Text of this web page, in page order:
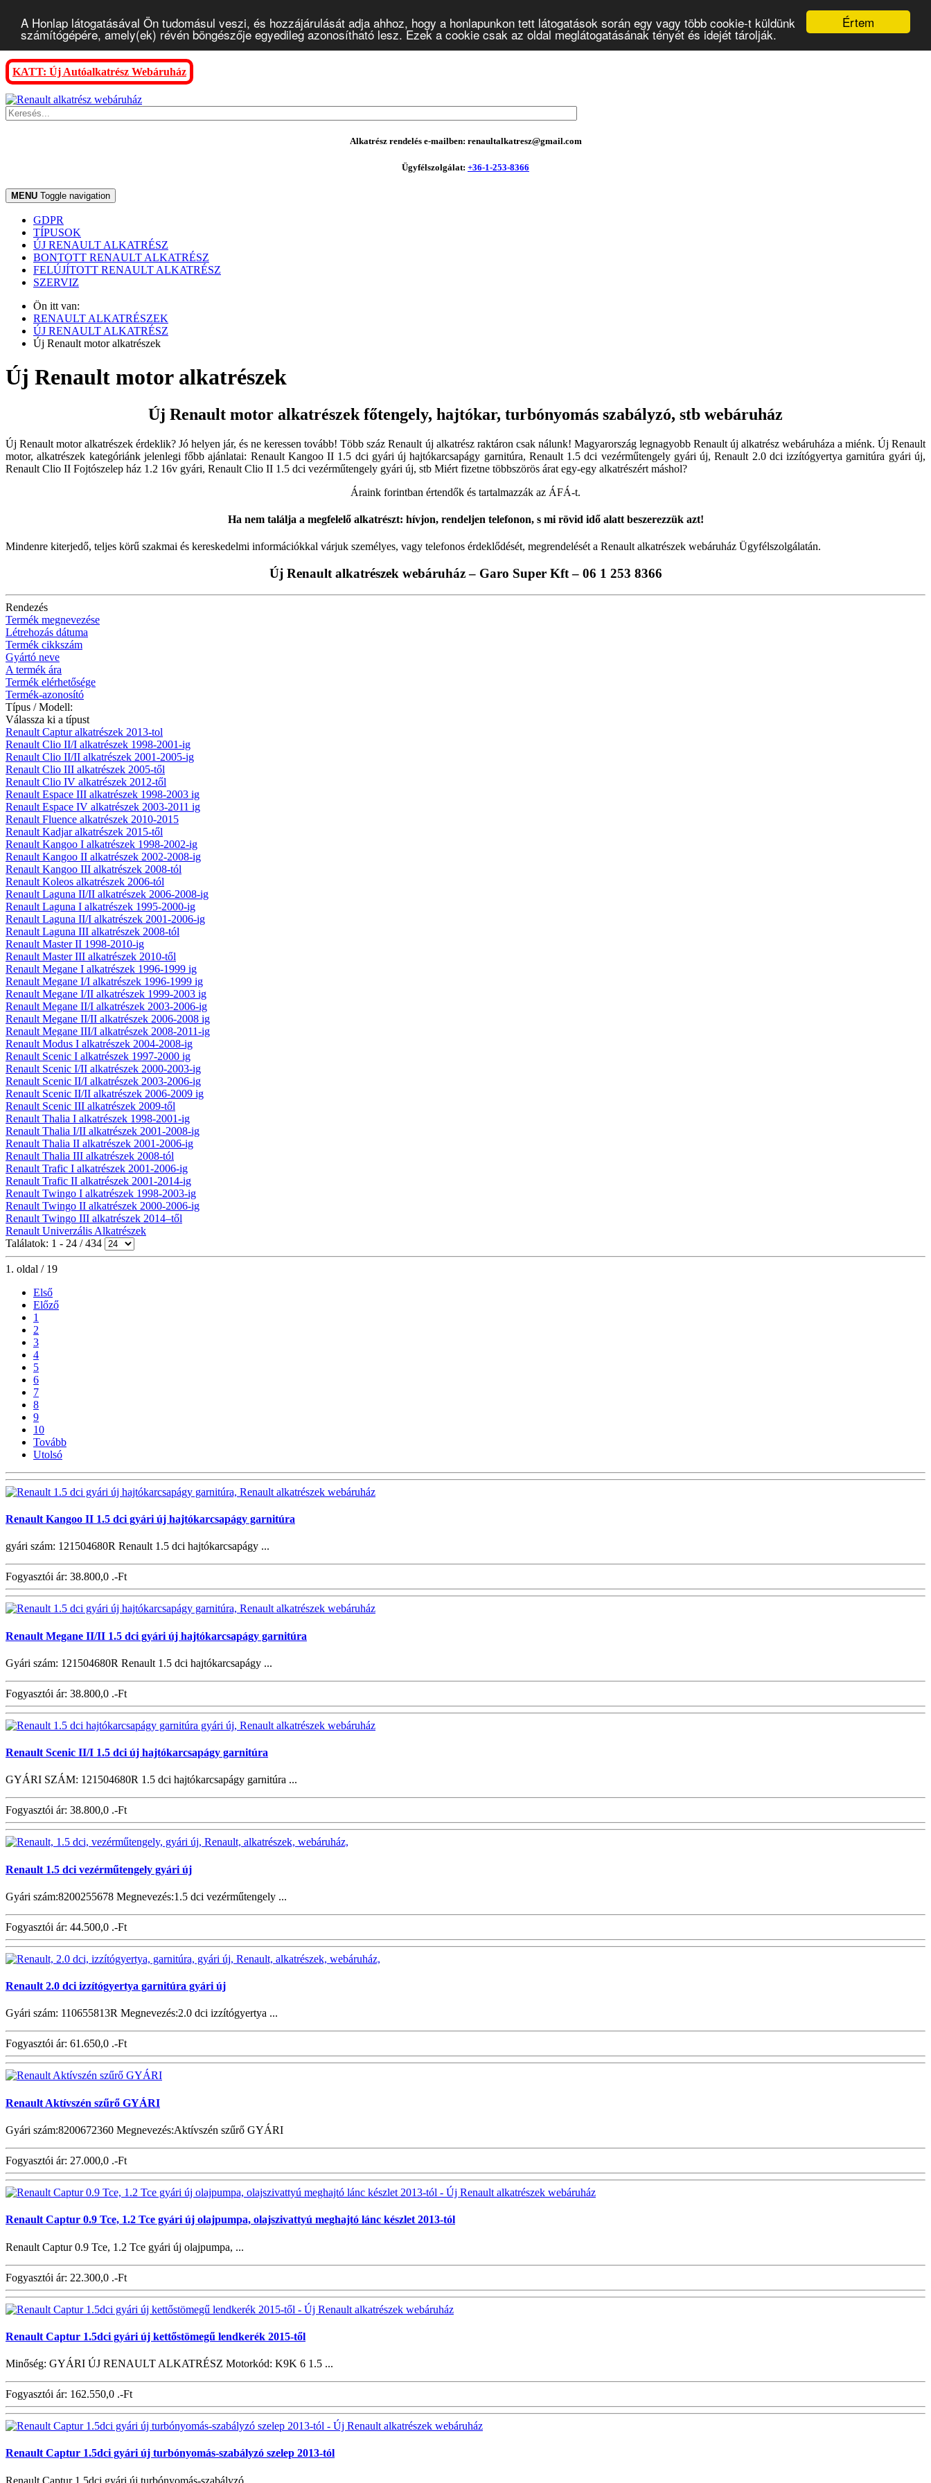
Értem
A Honlap látogatásával Ön tudomásul veszi, és hozzájárulását adja ahhoz, hogy a honlapunkon tett látogatások során egy vagy több cookie-t küldünk
számítógépére, amely(ek) révén böngészője egyedileg azonosítható lesz. Ezek a cookie csak az oldal meglátogatásának tényét és idejét tárolják.
KATT: Új Autóalkatrész Webáruház
Alkatrész rendelés e-mailben: renaultalkatresz@gmail.com
Ügyfélszolgálat: +36-1-253-8366
MENU Toggle navigation
GDPR
TÍPUSOK
ÚJ RENAULT ALKATRÉSZ
BONTOTT RENAULT ALKATRÉSZ
FELÚJÍTOTT RENAULT ALKATRÉSZ
SZERVIZ
Ön itt van:
RENAULT ALKATRÉSZEK
ÚJ RENAULT ALKATRÉSZ
Új Renault motor alkatrészek
Új Renault motor alkatrészek
Új Renault motor alkatrészek főtengely, hajtókar, turbónyomás szabályzó, stb webáruház
Új Renault motor alkatrészek érdeklik? Jó helyen jár, és ne keressen tovább! Több száz Renault új alkatrész raktáron csak nálunk! Magyarország legnagyobb Renault új alkatrész webáruháza a miénk. Új Renault
motor, alkatrészek kategóriánk jelenlegi főbb ajánlatai: Renault Kangoo II 1.5 dci gyári új hajtókarcsapágy garnitúra, Renault 1.5 dci vezérműtengely gyári új, Renault 2.0 dci izzítógyertya garnitúra gyári új,
Renault Clio II Fojtószelep ház 1.2 16v gyári, Renault Clio II 1.5 dci vezérműtengely gyári új, stb Miért fizetne többszörös árat egy-egy alkatrészért máshol?
Áraink forintban értendők és tartalmazzák az ÁFÁ-t.
Ha nem találja a megfelelő alkatrészt: hívjon, rendeljen telefonon, s mi rövid idő alatt beszerezzük azt!
Mindenre kiterjedő, teljes körű szakmai és kereskedelmi információkkal várjuk személyes, vagy telefonos érdeklődését, megrendelését a Renault alkatrészek webáruház Ügyfélszolgálatán.
Új Renault alkatrészek webáruház – Garo Super Kft – 06 1 253 8366
Rendezés
Termék megnevezése
Létrehozás dátuma
Termék cikkszám
Gyártó neve
A termék ára
Termék elérhetősége
Termék-azonosító
Típus / Modell:
Válassza ki a típust
Renault Captur alkatrészek 2013-tol
Renault Clio II/I alkatrészek 1998-2001-ig
Renault Clio II/II alkatrészek 2001-2005-ig
Renault Clio III alkatrészek 2005-től
Renault Clio IV alkatrészek 2012-től
Renault Espace III alkatrészek 1998-2003 ig
Renault Espace IV alkatrészek 2003-2011 ig
Renault Fluence alkatrészek 2010-2015
Renault Kadjar alkatrészek 2015-től
Renault Kangoo I alkatrészek 1998-2002-ig
Renault Kangoo II alkatrészek 2002-2008-ig
Renault Kangoo III alkatrészek 2008-tól
Renault Koleos alkatrészek 2006-tól
Renault Laguna II/II alkatrészek 2006-2008-ig
Renault Laguna I alkatrészek 1995-2000-ig
Renault Laguna II/I alkatrészek 2001-2006-ig
Renault Laguna III alkatrészek 2008-tól
Renault Master II 1998-2010-ig
Renault Master III alkatrészek 2010-től
Renault Megane I alkatrészek 1996-1999 ig
Renault Megane I/I alkatrészek 1996-1999 ig
Renault Megane I/II alkatrészek 1999-2003 ig
Renault Megane II/I alkatrészek 2003-2006-ig
Renault Megane II/II alkatrészek 2006-2008 ig
Renault Megane III/I alkatrészek 2008-2011-ig
Renault Modus I alkatrészek 2004-2008-ig
Renault Scenic I alkatrészek 1997-2000 ig
Renault Scenic I/II alkatrészek 2000-2003-ig
Renault Scenic II/I alkatrészek 2003-2006-ig
Renault Scenic II/II alkatrészek 2006-2009 ig
Renault Scenic III alkatrészek 2009-től
Renault Thalia I alkatrészek 1998-2001-ig
Renault Thalia I/II alkatrészek 2001-2008-ig
Renault Thalia II alkatrészek 2001-2006-ig
Renault Thalia III alkatrészek 2008-tól
Renault Trafic I alkatrészek 2001-2006-ig
Renault Trafic II alkatrészek 2001-2014-ig
Renault Twingo I alkatrészek 1998-2003-ig
Renault Twingo II alkatrészek 2000-2006-ig
Renault Twingo III alkatrészek 2014–től
Renault Univerzális Alkatrészek
Találatok: 1 - 24 / 434
1. oldal / 19
Első
Előző
1
2
3
4
5
6
7
8
9
10
Tovább
Utolsó
Renault Kangoo II 1.5 dci gyári új hajtókarcsapágy garnitúra
gyári szám: 121504680R Renault 1.5 dci hajtókarcsapágy ...
Fogyasztói ár: 38.800,0 .-Ft
Renault Megane II/II 1.5 dci gyári új hajtókarcsapágy garnitúra
Gyári szám: 121504680R Renault 1.5 dci hajtókarcsapágy ...
Fogyasztói ár: 38.800,0 .-Ft
Renault Scenic II/I 1.5 dci új hajtókarcsapágy garnitúra
GYÁRI SZÁM: 121504680R 1.5 dci hajtókarcsapágy garnitúra ...
Fogyasztói ár: 38.800,0 .-Ft
Renault 1.5 dci vezérműtengely gyári új
Gyári szám:8200255678 Megnevezés:1.5 dci vezérműtengely ...
Fogyasztói ár: 44.500,0 .-Ft
Renault 2.0 dci izzítógyertya garnitúra gyári új
Gyári szám: 110655813R Megnevezés:2.0 dci izzítógyertya ...
Fogyasztói ár: 61.650,0 .-Ft
Renault Aktívszén szűrő GYÁRI
Gyári szám:8200672360 Megnevezés:Aktívszén szűrő GYÁRI
Fogyasztói ár: 27.000,0 .-Ft
Renault Captur 0.9 Tce, 1.2 Tce gyári új olajpumpa, olajszivattyú meghajtó lánc készlet 2013-tól
Renault Captur 0.9 Tce, 1.2 Tce gyári új olajpumpa, ...
Fogyasztói ár: 22.300,0 .-Ft
Renault Captur 1.5dci gyári új kettőstömegű lendkerék 2015-től
Minőség: GYÁRI ÚJ RENAULT ALKATRÉSZ Motorkód: K9K 6 1.5 ...
Fogyasztói ár: 162.550,0 .-Ft
Renault Captur 1.5dci gyári új turbónyomás-szabályzó szelep 2013-tól
Renault Captur 1.5dci gyári új turbónyomás-szabályzó ...